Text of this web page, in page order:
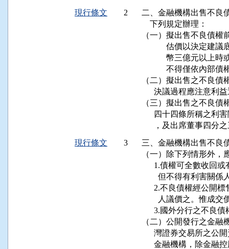
現行條文 2
二、金融機構出售不良
    下列規定辦理：
（一）擬出售不良債
估價以決定建議底
幣三億元以上時或
不得僅依內部債權
（二）擬出售之不良
決議過程應注意
（三）擬出售之不良
四十四條所稱之
，及出席董事四分
現行條文
3
三、金融機構出售不良
（一）除下列情形外，
1.債權可全數收
但不得有利害關
2.不良債權經公
人議價之。惟成
3.國外分行之不良
（二）公開發行之金
灣證券交易所之
金融機構，除金